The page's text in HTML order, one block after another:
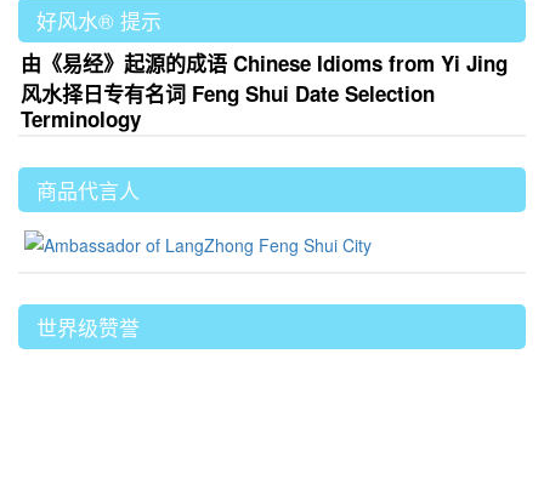
好风水® 提示
由《易经》起源的成语 Chinese Idioms from Yi Jing
风水择日专有名词 Feng Shui Date Selection
Terminology
商品代言人
世界级赞誉